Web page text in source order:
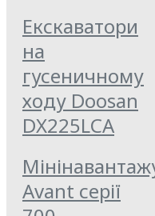
Екскаватори
на
гусеничному
ходу Doosan
DX225LCA
Avant серії